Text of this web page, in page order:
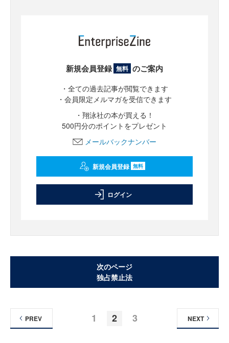
新規会員登録 無料 のご案内
・全ての過去記事が閲覧できます
・会員限定メルマガを受信できます
・翔泳社の本が買える！
500円分のポイントをプレゼント
メールバックナンバー
新規会員登録 無料
ログイン
次のページ
独占禁止法
1 2 3
PREV NEXT